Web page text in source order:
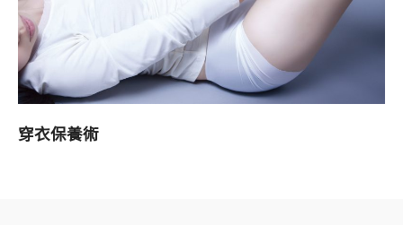
穿衣保養術